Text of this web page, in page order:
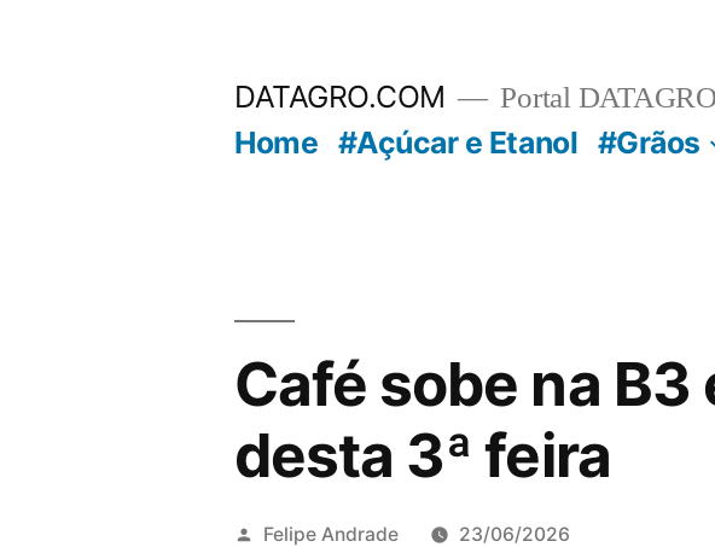
DATAGRO.COM Portal DATAGRO
Home #Açúcar e Etanol #Grãos
Café sobe na B3
desta 3ª feira
Publicado
Felipe Andrade 23/06/2026